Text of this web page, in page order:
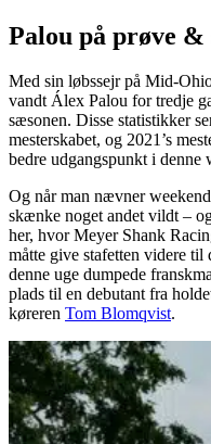
Palou på prøve &
Med sin løbssejr på Mid-
vandt Álex Palou for tredje
sæsonen. Disse statistikker
mesterskabet, og 2021’s
bedre udgangspunkt i denne
Og når man nævner
skænke noget andet vildt –
her, hvor Meyer Shank
måtte give stafetten videre til
denne uge dumpede
plads til en debutant fra
køreren Tom Blomqvist.